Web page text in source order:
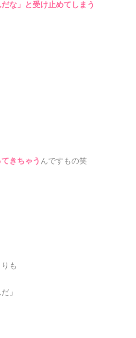
だな」と受け止めてしまう
きちゃう んですもの笑
も
」